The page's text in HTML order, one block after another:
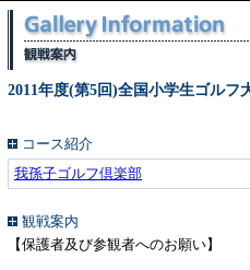
2011年度(第5回)全国小学生ゴルフ
コース紹介
我孫子ゴルフ倶楽部
観戦案内
【保護者及び参観者へのお願い】